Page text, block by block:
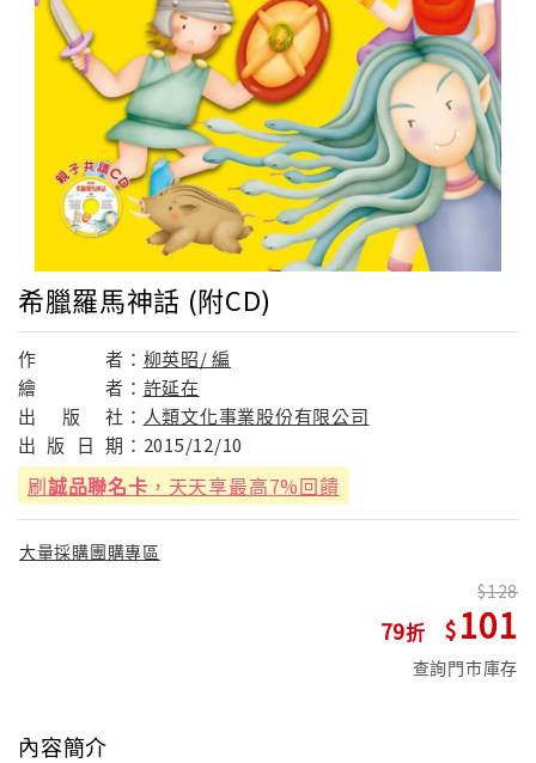
希臘羅馬神話 (附CD)
作 者： 柳英昭/ 編
繪
者： 許延在
出
版 社： 人類文化事業股份有限公司
出 版 日 期： 2015/12/10
刷誠品聯名卡 ，天天享最高7%回饋
大量採購團購專區
79
128
101
查詢門市庫存
內容簡介